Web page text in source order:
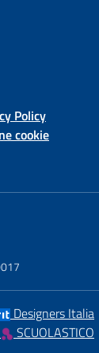
Policy
cookie
Designers Italia
SCUOLASTICO